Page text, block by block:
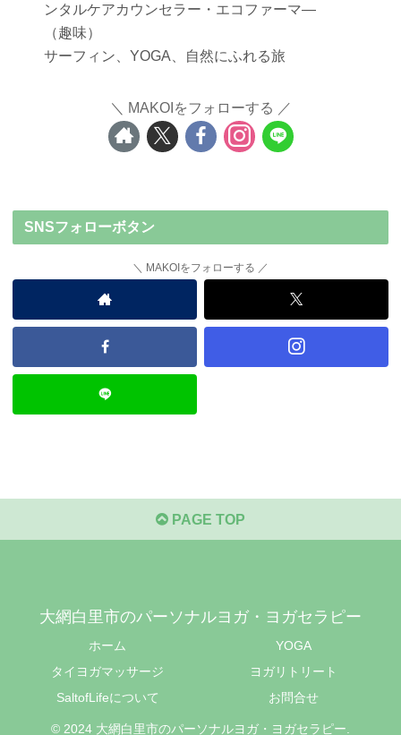
ンタルケアカウンセラー・エコファーマ―
（趣味）
サーフィン、YOGA、自然にふれる旅
MAKOIをフォローする
SNSフォローボタン
MAKOIをフォローする
PAGE TOP
大網白里市のパーソナルヨガ・ヨガセラピー
ホーム
YOGA
タイヨガマッサージ
ヨガリトリート
SaltofLifeについて
お問合せ
© 2024 大網白里市のパーソナルヨガ・ヨガセラピー.